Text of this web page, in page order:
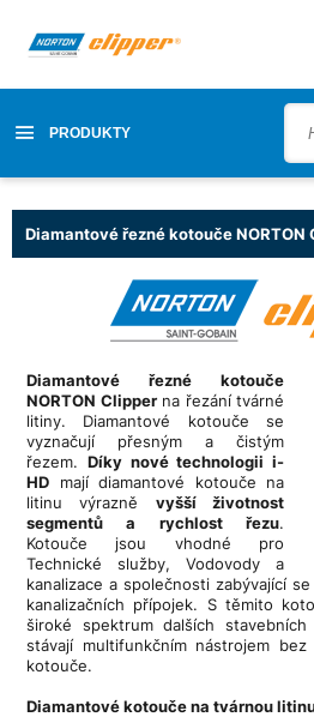
PRODUKTY
Diamantové řezné kotouče
Diamantové řezné kotouče
NORTON Clipperna řezání tvárné
litiny. Diamantové kotouče se
vyznačují přesným a čistým
řezem. Díky nové technologii i-
HD mají diamantové kotouče na
litinu výrazně vyšší životnost
segmentů a rychlost řezu.
Kotouče jsou vhodné pro
Technické služby, Vodovody a
kanalizace a společnosti zabývající
kanalizačních přípojek. S těmito
široké spektrum dalších
stávají multifunkčním nástrojem
kotouče.
Diamantové kotouče na tvárnou